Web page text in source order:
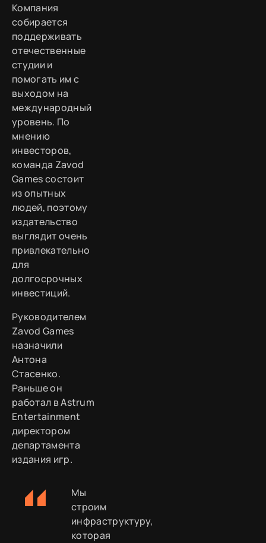
Компания
собирается
поддерживать
отечественные
студии и
помогать им с
выходом на
международный
уровень. По
мнению
инвесторов,
команда Zavod
Games состоит
из опытных
людей, поэтому
издательство
выглядит очень
привлекательно
для
долгосрочных
инвестиций.
Руководителем
Zavod Games
назначили
Антона
Стасенко.
Раньше он
работал в Astrum
Entertainment
директором
департамента
издания игр.
Мы
строим
инфраструктуру,
которая